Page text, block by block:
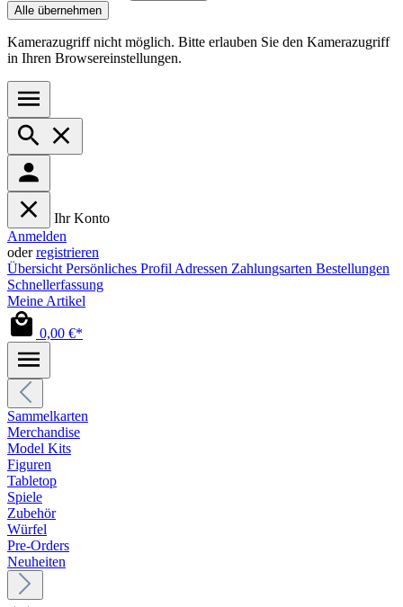
Alle übernehmen
Kamerazugriff nicht möglich. Bitte erlauben Sie den Kamerazugriff
in Ihren Browsereinstellungen.
Ihr Konto
Anmelden
oderregistrieren
Übersicht Persönliches Profil Adressen Zahlungsarten Bestellungen
Schnellerfassung
Meine Artikel
0,00 €*
Sammelkarten
Merchandise
Model Kits
Figuren
Tabletop
Spiele
Zubehör
Würfel
Pre-Orders
Neuheiten